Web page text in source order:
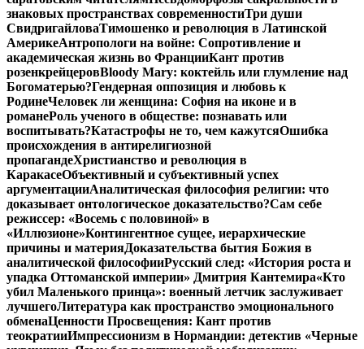
знаковых пространствах современностиТри души
СвидригайловаТимошенко и революция в Латинской
АмерикеАнтропологи на войне: Сопротивление и
академическая жизнь во ФранцииКант против
розенкрейцеровBloody Mary: коктейль или глумление над
Богоматерью?Гендерная оппозиция и любовь к
РодинеЧеловек ли женщина: София на иконе и в
романеРоль ученого в обществе: познавать или
воспитывать?Катастрофы не то, чем кажутсяОшибка
происхождения в антирелигиозной
пропагандеХристианство и революция в
КаракасеОбъективный и субъективный успех
аргументацииАналитическая философия религии: что
доказывает онтологическое доказательство?Сам себе
режиссер: «Восемь с половиной» в
«Иллюзионе»Контингентное сущее, иерархические
причины и материяДоказательства бытия Божия в
аналитической философииРусский след: «История роста и
упадка Оттоманской империи» Дмитрия Кантемира«Кто
убил Маленького принца»: военный летчик заслуживает
лучшегоЛитература как пространство эмоционального
обменаЦенности Просвещения: Кант против
теократииИмпрессионизм в Нормандии: детектив «Черные